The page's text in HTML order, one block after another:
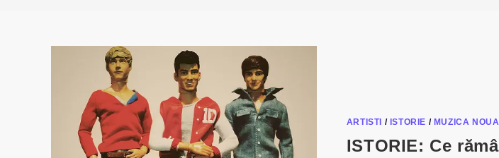
ARTISTI / ISTORIE / MUZICA NOUA
ISTORIE: Ce